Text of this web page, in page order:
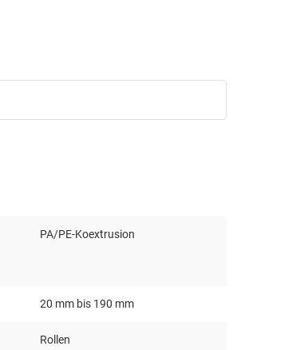
PA/PE-Koextrusion
20 mm bis 190 mm
Rollen